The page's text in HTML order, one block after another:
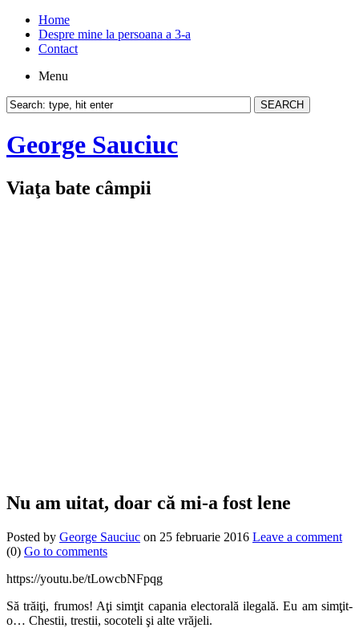
Home
Despre mine la persoana a 3-a
Contact
Menu
George Sauciuc
Viaţa bate câmpii
Nu am uitat, doar că mi-a fost lene
Posted by George Sauciuc on 25 februarie 2016 Leave a comment
(0) Go to comments
https://youtu.be/tLowcbNFpqg
Să trăiţi, frumos! Aţi simţit capania electorală ilegală. Eu am simţit-
o… Chestii, trestii, socoteli şi alte vrăjeli.